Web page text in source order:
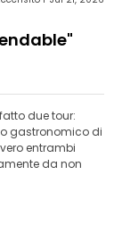
due tour:
gastronomico di
entrambi
da non